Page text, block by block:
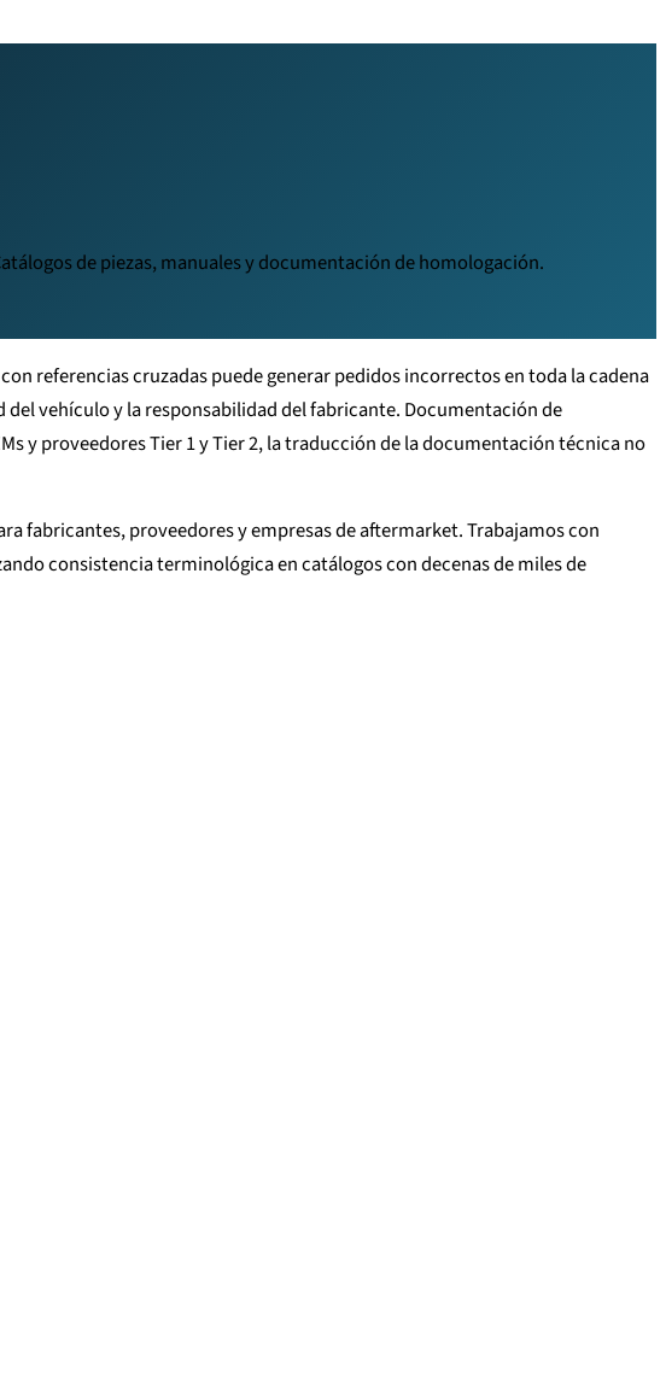
de piezas, manuales y documentación de homologación.
referencias cruzadas puede generar pedidos incorrectos en toda la cadena
vehículo y la responsabilidad del fabricante. Documentación de
y proveedores Tier 1 y Tier 2, la traducción de la documentación técnica no
fabricantes, proveedores y empresas de aftermarket. Trabajamos con
consistencia terminológica en catálogos con decenas de miles de